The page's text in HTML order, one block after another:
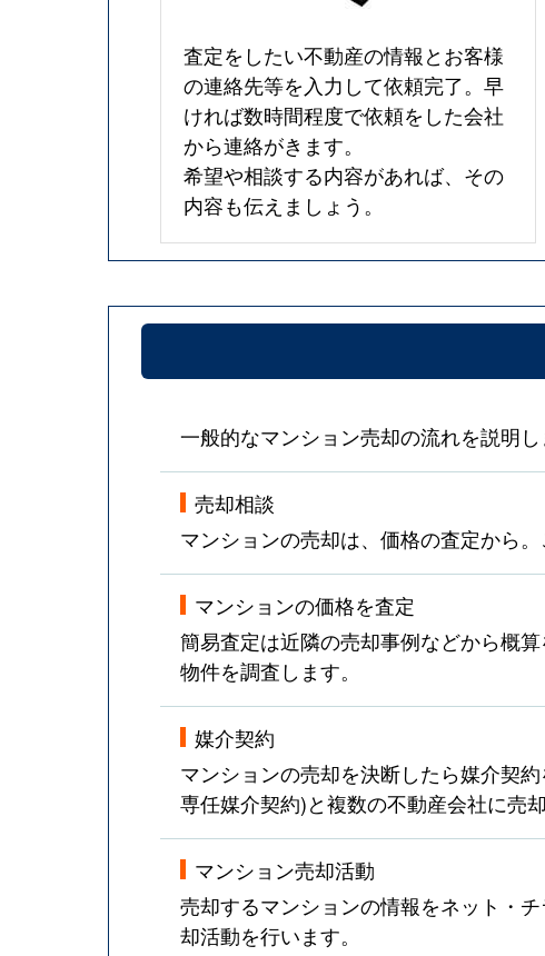
査定をしたい不動産の情報とお客様
の連絡先等を入力して依頼完了。早
ければ数時間程度で依頼をした会社
から連絡がきます。
希望や相談する内容があれば、その
内容も伝えましょう。
一般的なマンション売却の流れを説明し
売却相談
マンションの売却は、価格の査定から
マンションの価格を査定
簡易査定は近隣の売却事例などから概
物件を調査します。
媒介契約
マンションの売却を決断したら媒介契
専任媒介契約)と複数の不動産会社に売
マンション売却活動
売却するマンションの情報をネット・
却活動を行います。